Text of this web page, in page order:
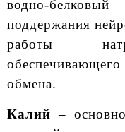
водно-
поддержания
работы
обмена.
Калий –